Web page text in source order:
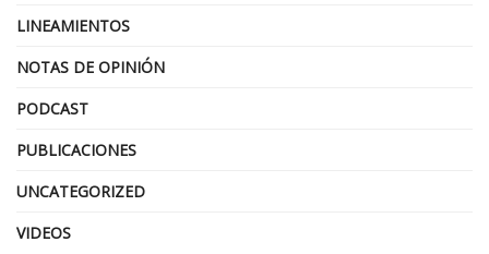
LINEAMIENTOS
NOTAS DE OPINIÓN
PODCAST
PUBLICACIONES
UNCATEGORIZED
VIDEOS